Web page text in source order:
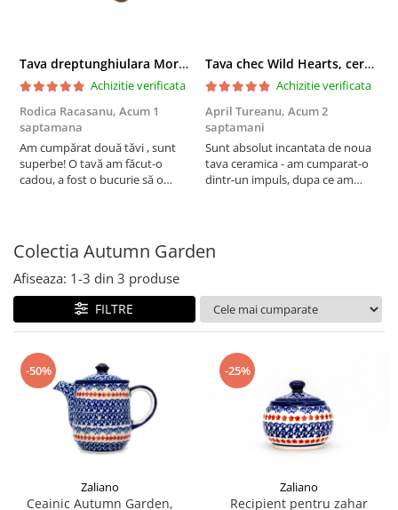
Recipiente depozitare
Vaze
Accesorii decorative
Accesorii masa
Baie
Colectia Basket of Blue
Colectii Artistice
Colectiile Country
Colectia Sweet Dreams
Colectia Leaf Bed
Colectia Autumn Garden
Colectia Berries
Colectia Butterfly Dance
Colectia Morning Sunrise
Colectia Infinity
Colectia Morning Glory
Colectia Blue Sea
Colectia Wild Hearts
Colectia Blue Spring
Tava dreptunghiulara Morning Sunrise, ceramica smaltuita, pictata manual, 27,0 X 32, 5 cm
Achizitie verificata
Rodica Racasanu, Acum 1
saptamana
Am cumpărat două tăvi , sunt
superbe! O tavă am făcut-o
cadou, a fost o bucurie să o
viață. Vă mulțumesc!
Tava chec Wild Hearts, ceramica smaltuita, pictata manual, 31,0 X 12,0 cm
Achizitie verificata
April Tureanu, Acum 2
saptamani
Sunt absolut incantata de noua
tava ceramica - am cumparat-o
dintr-un impuls, dupa ce am
neplacere, in plus este tare
Colectia Autumn Garden
Afiseaza: 1-3 din 3 produse
FILTRE
-50%
Zaliano
Ceainic Autumn Garden,
-25%
Zaliano
Recipient pentru zahar